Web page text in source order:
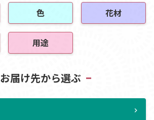
色 花材
用途
お届け先から選ぶ
chevron_right